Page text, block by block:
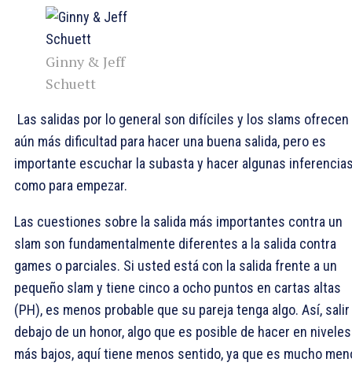
Ginny & Jeff
Schuett
Las salidas por lo general son difíciles y los slams ofrecen
aún más dificultad para hacer una buena salida, pero es
importante escuchar la subasta y hacer algunas
como para empezar.
Las cuestiones sobre la salida más importantes contra un
slam son fundamentalmente diferentes a la salida contra
games o parciales. Si usted está con la salida frente a un
pequeño slam y tiene cinco a ocho puntos en cartas altas
(PH), es menos probable que su pareja tenga algo. Así, salir
debajo de un honor, algo que es posible de hacer en niveles
más bajos, aquí tiene menos sentido, ya que es mucho